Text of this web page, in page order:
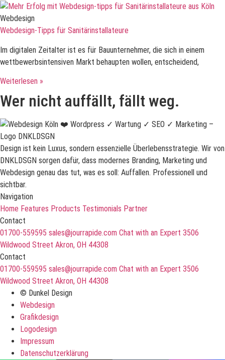
Webdesign
Webdesign-Tipps für Sanitärinstallateure
Im digitalen Zeitalter ist es für Bauunternehmer, die sich in einem
wettbewerbsintensiven Markt behaupten wollen, entscheidend,
Weiterlesen »
Wer nicht auffällt, fällt weg.
Design ist kein Luxus, sondern essenzielle Überlebensstrategie. Wir von
DNKLDSGN sorgen dafür, dass modernes Branding, Marketing und
Webdesign genau das tut, was es soll: Auffallen. Professionell und
sichtbar.
Navigation
Home Features Products Testimonials Partner
Contact
01700-559595 sales@jourrapide.com Chat with an Expert 3506
Wildwood Street Akron, OH 44308
Contact
01700-559595 sales@jourrapide.com Chat with an Expert 3506
Wildwood Street Akron, OH 44308
© Dunkel Design
Webdesign
Grafikdesign
Logodesign
Impressum
Datenschutzerklärung